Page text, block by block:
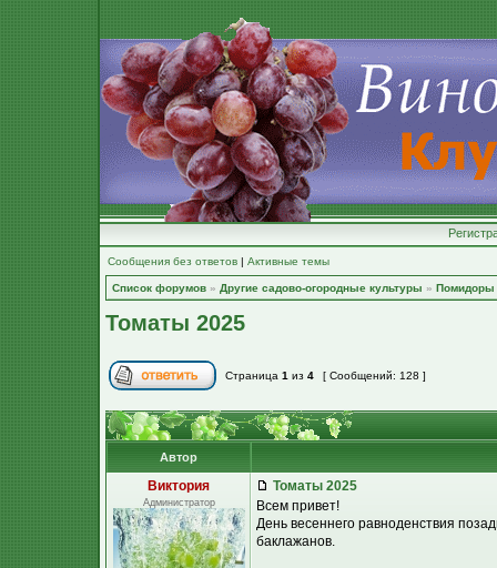
Сообщения без ответов | Активные темы
Список форумов » Другие садово-огородные культуры » Помидоры
Томаты 2025
Страница 1 из 4 [ Сообщений: 128 ]
Автор
Виктория
Администратор
Томаты 2025
Всем привет!
День весеннего равноденствия
баклажанов.